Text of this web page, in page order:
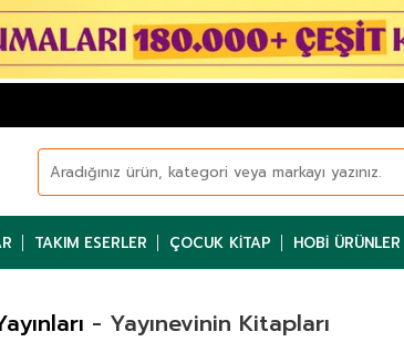
TAKIM ESERLER ÇOCUK KITAP HOBI ÜRÜNLER
- Yayınevinin Kitapları